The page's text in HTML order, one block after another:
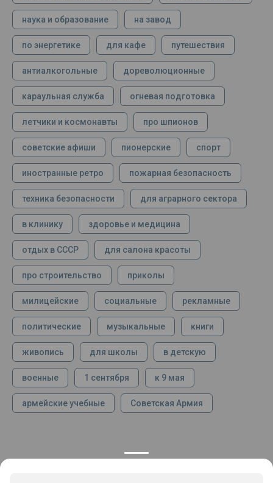
наука и образование на завод
по энергетике для кафе путешествия
антиалкогольные дореволюционные
караульная служба огневая подготовка
летчики и космонавты про шпионов
советские афиши пионерские спорт
иностранные ретро пожарная безопасность
техника безопасности для аграрного сектора
в клинику здоровье и медицина
отдых в СССР для салона красоты
про строительство приколы
милицейские социальные рекламные
политические музыкальные книги
живопись для школы в детскую
военные 1 сентября к 9 мая
армейские учебные Советская Армия